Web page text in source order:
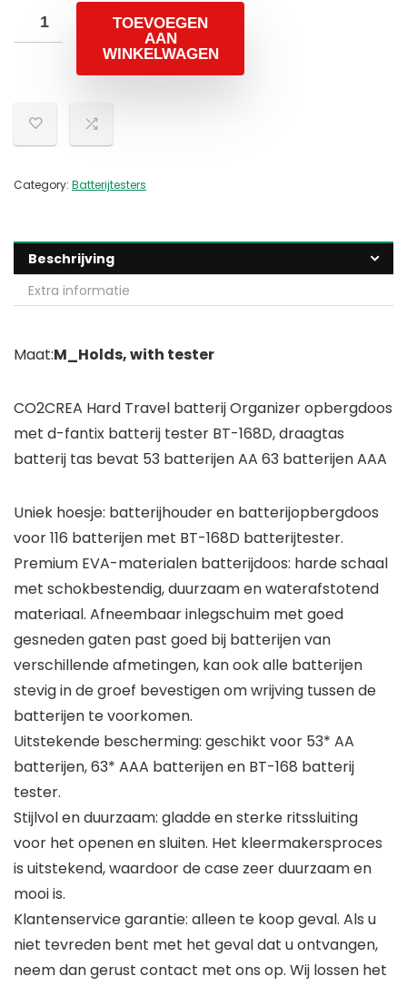
TOEVOEGEN
AAN
WINKELWAGEN
Category: Batterijtesters
Beschrijving
Extra informatie
Maat:M_Holds, with tester
CO2CREA Hard Travel batterij Organizer opbergdoos
met d-fantix batterij tester BT-168D, draagtas
batterij tas bevat 53 batterijen AA 63 batterijen AAA
Uniek hoesje: batterijhouder en batterijopbergdoos
voor 116 batterijen met BT-168D batterijtester.
Premium EVA-materialen batterijdoos: harde schaal
met schokbestendig, duurzaam en waterafstotend
materiaal. Afneembaar inlegschuim met goed
gesneden gaten past goed bij batterijen van
verschillende afmetingen, kan ook alle batterijen
stevig in de groef bevestigen om wrijving tussen de
batterijen te voorkomen.
Uitstekende bescherming: geschikt voor 53* AA
batterijen, 63* AAA batterijen en BT-168 batterij
tester.
Stijlvol en duurzaam: gladde en sterke ritssluiting
voor het openen en sluiten. Het kleermakersproces
is uitstekend, waardoor de case zeer duurzaam en
mooi is.
Klantenservice garantie: alleen te koop geval. Als u
niet tevreden bent met het geval dat u ontvangen,
neem dan gerust contact met ons op. Wij lossen het